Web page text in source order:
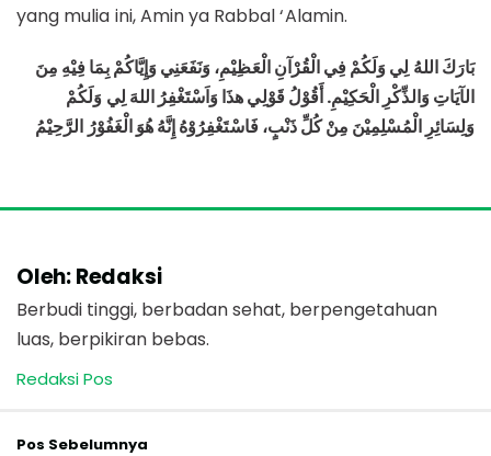
yang mulia ini, Amin ya Rabbal ‘Alamin.
بَارَكَ اللهُ لِي وَلَكُمْ فِي الْقُرْآنِ الْعَظِيْمِ، وَنَفَعَنِي وَإِيَّاكُمْ بِمَا فِيْهِ مِنَ
الآيَاتِ وَالذِّكْرِ الْحَكِيْمِ. أَقُوْلُ قَوْلِي هذَا وَاَسْتَغْفِرُ اللهَ لِي وَلَكُمْ
وَلِسَائِرِ الْمُسْلِمِيْنَ مِنْ كُلِّ ذَنْبٍ، فَاسْتَغْفِرُوْهُ إِنَّهُ هُوَ الْغَفُوْرُ الرَّحِيْمُ
Oleh: Redaksi
Berbudi tinggi, berbadan sehat, berpengetahuan
luas, berpikiran bebas.
Redaksi Pos
Pos Sebelumnya